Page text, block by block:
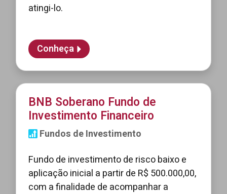
atingi-lo.
Conheça
BNB Soberano Fundo de
Investimento Financeiro
Fundos de Investimento
Fundo de investimento de risco baixo e
aplicação inicial a partir de R$ 500.000,00,
com a finalidade de acompanhar a